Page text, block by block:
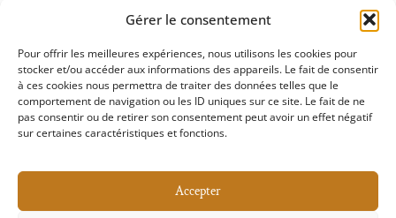
Gérer le consentement
Pour offrir les meilleures expériences, nous utilisons les cookies pour
stocker et/ou accéder aux informations des appareils. Le fait de consentir
à ces cookies nous permettra de traiter des données telles que le
comportement de navigation ou les ID uniques sur ce site. Le fait de ne
pas consentir ou de retirer son consentement peut avoir un effet négatif
sur certaines caractéristiques et fonctions.
Accepter
Médiapart va directement à l’essentiel. Son casque de moto et
spécialisé dans […]